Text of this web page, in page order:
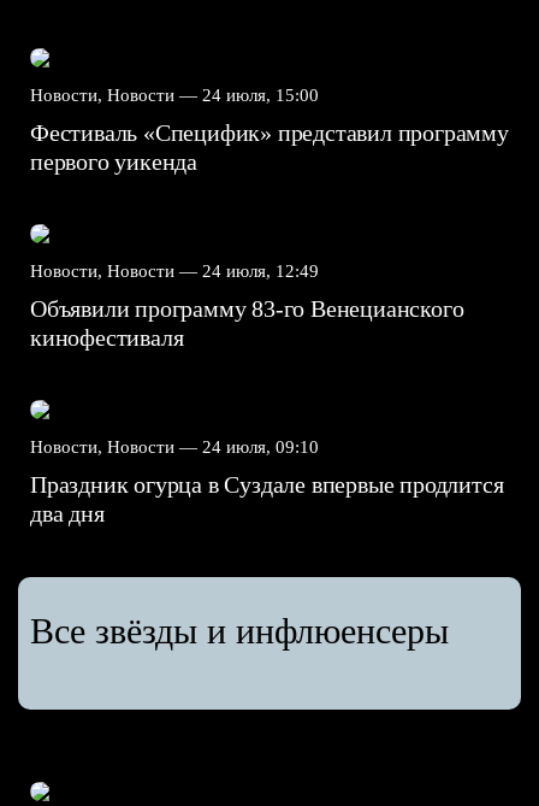
Новости, Новости — 24 июля, 15:00
Фестиваль «Специфик» представил программу
первого уикенда
Новости, Новости — 24 июля, 12:49
Объявили программу 83-го Венецианского
кинофестиваля
Новости, Новости — 24 июля, 09:10
Праздник огурца в Суздале впервые продлится
два дня
Все звёзды и инфлюенсеры